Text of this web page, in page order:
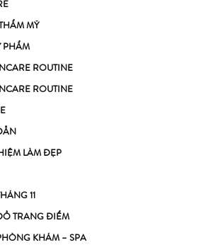
MỸ
PHẨM
ROUTINE
ROUTINE
LÀM ĐẸP
11
TRANG ĐIỂM
KHÁM – SPA